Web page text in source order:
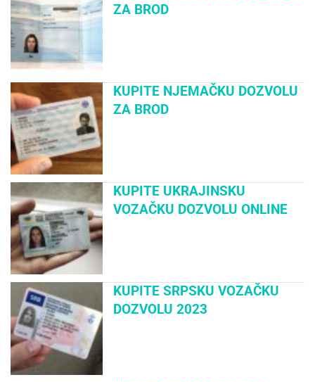
ZA BROD
KUPITE NJEMAČKU DOZVOLU
ZA BROD
KUPITE UKRAJINSKU
VOZAČKU DOZVOLU ONLINE
KUPITE SRPSKU VOZAČKU
DOZVOLU 2023